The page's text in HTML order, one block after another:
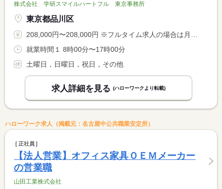
株式会社 学研スマイルハートフル 東京事務所
東京都品川区
208,000円〜208,000円 ※フルタイム求人の場合は月額（換算額）、パート求人の場合は時間額を表示しています。
就業時間１ 8時00分〜17時00分
土曜日，日曜日，祝日，その他
求人詳細を見る (ハローワークより転載)
ハローワーク求人（掲載元：名古屋中公共職業安定所）
正社員
【法人営業】オフィス家具ＯＥＭメーカー
の営業職
山田工業株式会社